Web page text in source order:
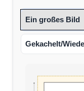
Ein großes Bild
Gekachelt/